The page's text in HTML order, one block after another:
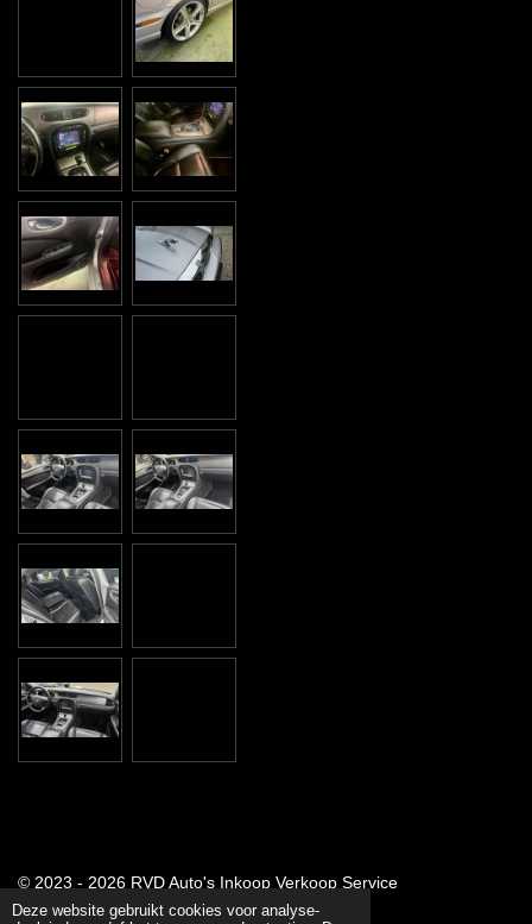
Deze website gebruikt cookies voor analyse-
© 2023 - 2026 RVD Auto's Inkoop Verkoop Service
Powered byJouwWeb